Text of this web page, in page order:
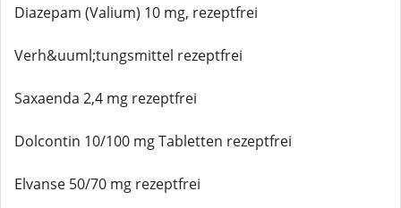
Diazepam (Valium) 10 mg, rezeptfrei
Verh&uuml;tungsmittel rezeptfrei
Saxaenda 2,4 mg rezeptfrei
Dolcontin 10/100 mg Tabletten rezeptfrei
Elvanse 50/70 mg rezeptfrei